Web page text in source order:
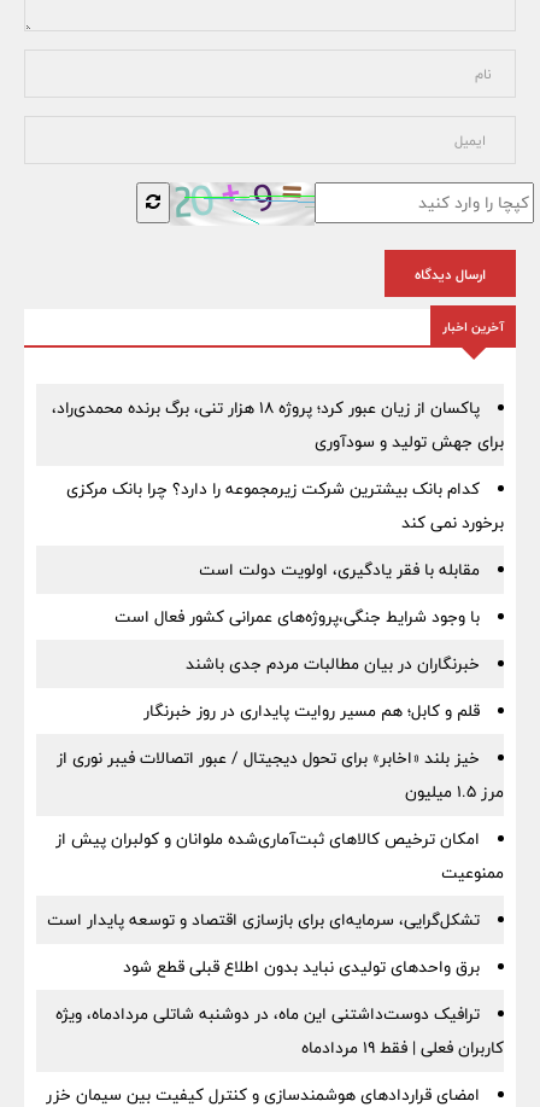
ارسال دیدگاه
آخرین اخبار
پاکسان از زیان عبور کرد؛ پروژه ۱۸ هزار تنی، برگ برنده محمدی‌راد،
برای جهش تولید و سودآوری
کدام بانک بیشترین شرکت زیرمجموعه را دارد؟ چرا بانک مرکزی
برخورد نمی کند
مقابله با فقر یادگیری، اولویت دولت است
با وجود شرایط جنگی،پروژه‌های عمرانی کشور فعال است
خبرنگاران در بیان مطالبات مردم جدی باشند
قلم و کابل؛ هم مسیر روایت پایداری در روز خبرنگار
خیز بلند «اخابر» برای تحول دیجیتال / عبور اتصالات فیبر نوری از
مرز ۱.۵ میلیون
امکان ترخیص کالاهای ثبت‌آماری‌شده ملوانان و کولبران پیش از
ممنوعیت
تشکل‌گرایی، سرمایه‌ای برای بازسازی اقتصاد و توسعه پایدار است
برق واحدهای تولیدی نباید بدون اطلاع قبلی قطع شود
ترافیک دوست‌داشتنی این ماه، در دوشنبه شاتلی مردادماه، ویژه
کاربران فعلی | فقط ۱۹ مردادماه
امضای قراردادهای هوشمندسازی و کنترل کیفیت بین سیمان خزر